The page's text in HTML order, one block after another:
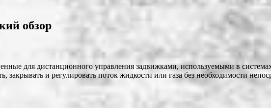
обзор
для дистанционного управления задвижками, используемыми в
и регулировать поток жидкости или газа без необходимости